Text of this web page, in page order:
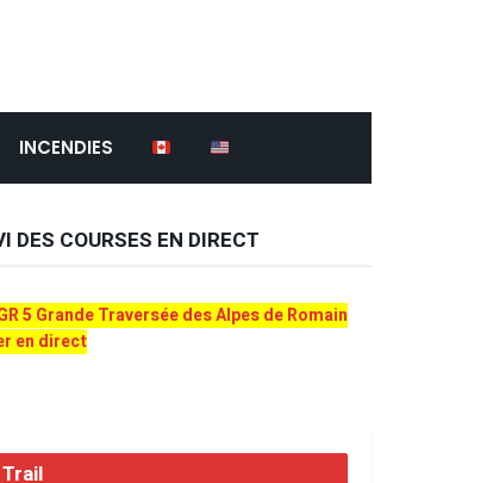
INCENDIES
DES COURSES EN DIRECT
5 Grande Traversée des Alpes de Romain
en direct
Trail